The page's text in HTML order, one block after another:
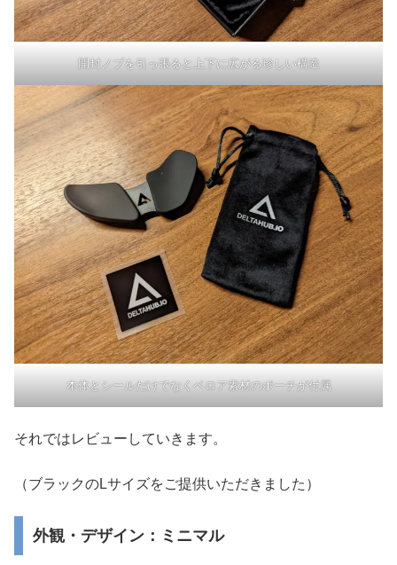
開封ノブを引っ張ると上下に広がる珍しい構造
本体とシールだけでなくベロア素材のポーチが付属
それではレビューしていきます。
（ブラックのLサイズをご提供いただきました）
外観・デザイン：ミニマル